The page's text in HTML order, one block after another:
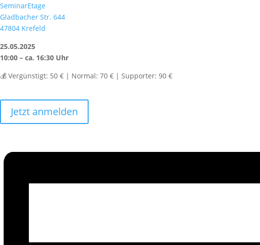
SeminarEtage
Gladbacher Str. 644
47804 Krefeld
25.05.2025
10:00 – ca. 16:30 Uhr
💰 Vergünstigt: 50 € | Normal: 70 € | Supporter: 90 €
Jetzt anmelden